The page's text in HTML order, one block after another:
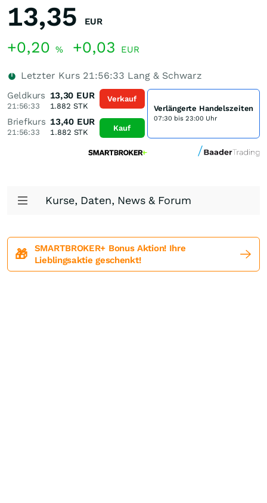
13,35 EUR
+0,20 % +0,03 EUR
Letzter Kurs 21:56:33 Lang & Schwarz
Geldkurs
21:56:33
13,30 EUR
1.882 STK
Briefkurs
21:56:33
13,40 EUR
1.882 STK
Verkauf
Kauf
Verlängerte Handelszeiten
07:30 bis 23:00 Uhr
Kurse, Daten, News & Forum
🎁
SMARTBROKER+ Bonus Aktion! Ihre
Lieblingsaktie geschenkt!